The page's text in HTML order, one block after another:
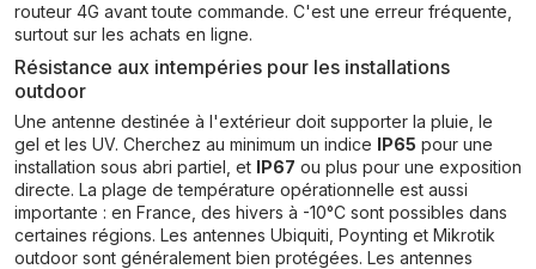
routeur 4G avant toute commande. C'est une erreur fréquente,
surtout sur les achats en ligne.
Résistance aux intempéries pour les installations
outdoor
Une antenne destinée à l'extérieur doit supporter la pluie, le
gel et les UV. Cherchez au minimum un indice IP65 pour une
installation sous abri partiel, et IP67 ou plus pour une exposition
directe. La plage de température opérationnelle est aussi
importante : en France, des hivers à -10°C sont possibles dans
certaines régions. Les antennes Ubiquiti, Poynting et Mikrotik
outdoor sont généralement bien protégées. Les antennes